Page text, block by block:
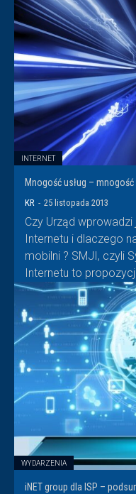
INTERNET
Mnogość usług –
KR - 25 listopada 2013
Czy Urząd
Internetu i dlaczego
mobilni ? SMJI, czyli
Internetu to
WYDARZENIA
iNET group dla ISP –